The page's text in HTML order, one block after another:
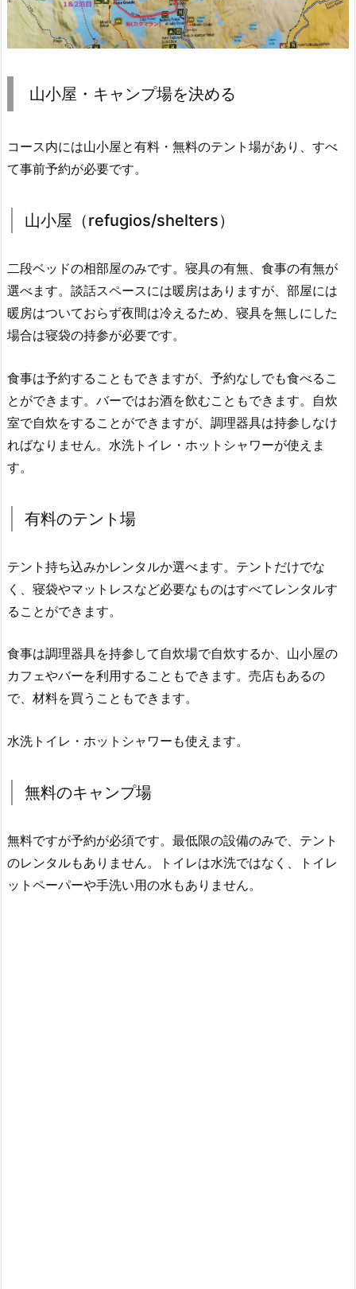
山小屋・キャンプ場を決める
コース内には山小屋と有料・無料のテント場があり、すべ
て事前予約が必要です。
山小屋（refugios/shelters）
二段ベッドの相部屋のみです。寝具の有無、食事の有無が
選べます。談話スペースには暖房はありますが、部屋には
暖房はついておらず夜間は冷えるため、寝具を無しにした
場合は寝袋の持参が必要です。
食事は予約することもできますが、予約なしでも食べるこ
とができます。バーではお酒を飲むこともできます。自炊
室で自炊をすることができますが、調理器具は持参しなけ
ればなりません。水洗トイレ・ホットシャワーが使えま
す。
有料のテント場
テント持ち込みかレンタルか選べます。テントだけでな
く、寝袋やマットレスなど必要なものはすべてレンタルす
ることができます。
食事は調理器具を持参して自炊場で自炊するか、山小屋の
カフェやバーを利用することもできます。売店もあるの
で、材料を買うこともできます。
水洗トイレ・ホットシャワーも使えます。
無料のキャンプ場
無料ですが予約が必須です。最低限の設備のみで、テント
のレンタルもありません。トイレは水洗ではなく、トイレ
ットペーパーや手洗い用の水もありません。